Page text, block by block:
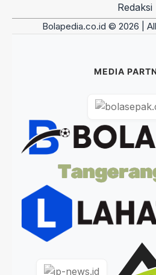
Redaksi
Bolapedia.co.id © 2026 |
MEDIA